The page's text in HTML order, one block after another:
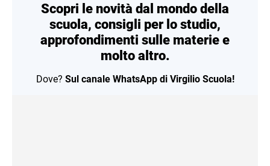
Scopri le novità dal mondo della
scuola, consigli per lo studio,
approfondimenti sulle materie e
molto altro.
Dove? Sul canale WhatsApp di Virgilio Scuola!